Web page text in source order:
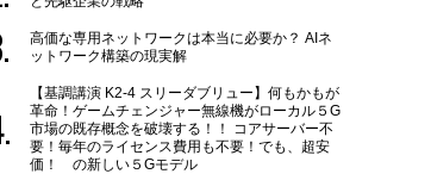
高価な専用ネットワークは本当に必要か？ AIネ
ットワーク構築の現実解
【基調講演 K2-4 スリーダブリュー】何もかもが
革命！ゲームチェンジャー無線機がローカル５G
市場の既存概念を破壊する！！ コアサーバー不
要！毎年のライセンス費用も不要！でも、超安
価！ の新しい５Gモデル